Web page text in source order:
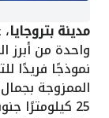
مدينة بتروجايا
واحدة من أبرز
نموذجًا فريدًا
الممزوجة
25 كيلومترًا